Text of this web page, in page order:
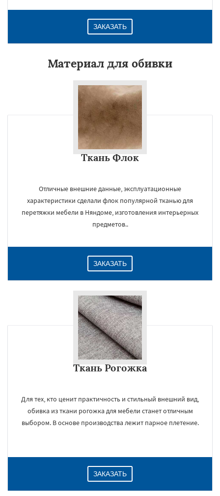
ЗАКАЗАТЬ
Материал для обивки
Ткань Флок
Отличные внешние данные, эксплуатационные
характеристики сделали флок популярной тканью для
перетяжки мебели в Няндоме, изготовления интерьерных
предметов..
ЗАКАЗАТЬ
Ткань Рогожка
Для тех, кто ценит практичность и стильный внешний вид,
обивка из ткани рогожка для мебели станет отличным
выбором. В основе производства лежит парное плетение.
ЗАКАЗАТЬ